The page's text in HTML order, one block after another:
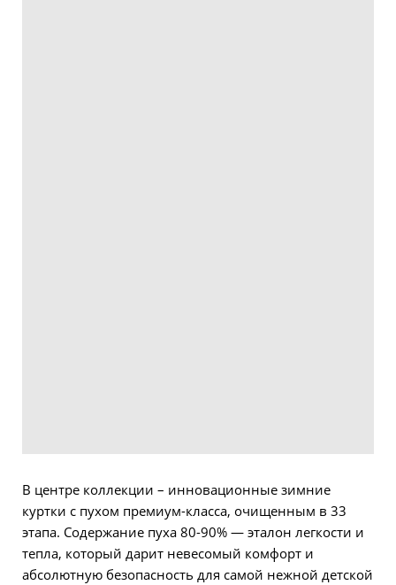
В центре коллекции – инновационные зимние
куртки с пухом премиум-класса, очищенным в 33
этапа. Содержание пуха 80-90% — эталон легкости и
тепла, который дарит невесомый комфорт и
абсолютную безопасность для самой нежной детской